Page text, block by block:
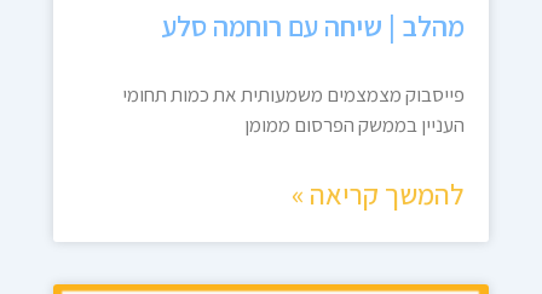
מהלב | שיחה עם רוחמה סלע
פייסבוק מצמצמים משמעותית את כמות תחומי
העניין בממשק הפרסום ממומן
להמשך קריאה »